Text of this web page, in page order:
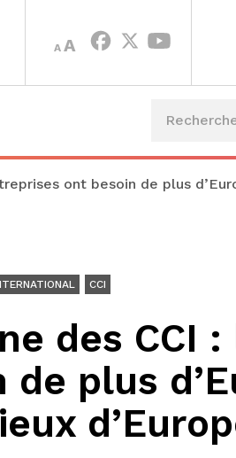
A
DECREASE
FONT
AINCREASE
SIZE.
ont besoin de plus
CCI
des CCI :
plus